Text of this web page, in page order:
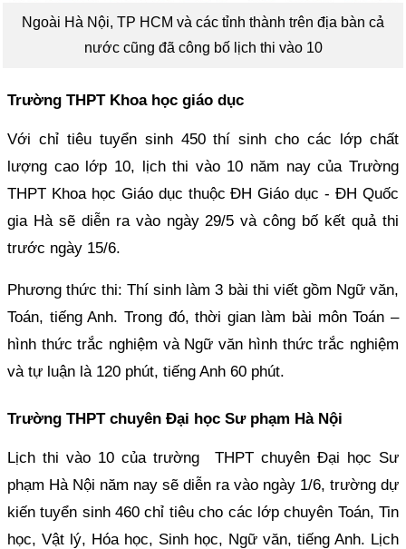
Ngoài Hà Nội, TP HCM và các tỉnh thành trên địa bàn cả
nước cũng đã công bố lịch thi vào 10
Trường THPT Khoa học giáo dục
Với chỉ tiêu tuyển sinh 450 thí sinh cho các lớp chất
lượng cao lớp 10, lịch thi vào 10 năm nay của Trường
THPT Khoa học Giáo dục thuộc ĐH Giáo dục - ĐH Quốc
gia Hà sẽ diễn ra vào ngày 29/5 và công bố kết quả thi
trước ngày 15/6.
Phương thức thi: Thí sinh làm 3 bài thi viết gồm Ngữ văn,
Toán, tiếng Anh. Trong đó, thời gian làm bài môn Toán –
hình thức trắc nghiệm và Ngữ văn hình thức trắc nghiệm
và tự luận là 120 phút, tiếng Anh 60 phút.
Trường THPT chuyên Đại học Sư phạm Hà Nội
Lịch thi vào 10 của trường THPT chuyên Đại học Sư
phạm Hà Nội năm nay sẽ diễn ra vào ngày 1/6, trường dự
kiến tuyển sinh 460 chỉ tiêu cho các lớp chuyên Toán, Tin
học, Vật lý, Hóa học, Sinh học, Ngữ văn, tiếng Anh. Lịch